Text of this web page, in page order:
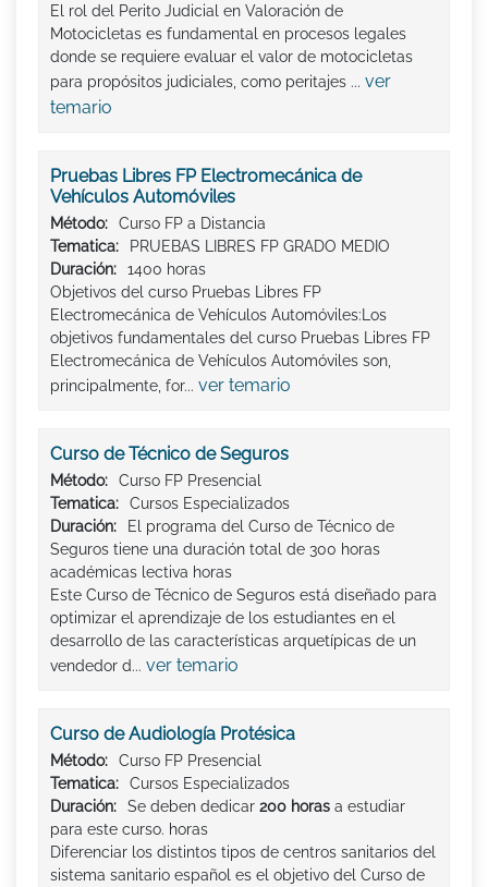
El rol del Perito Judicial en Valoración de
Motocicletas es fundamental en procesos legales
donde se requiere evaluar el valor de motocicletas
para propósitos judiciales, como peritajes ... ver
temario
Pruebas Libres FP Electromecánica de
Vehículos Automóviles
Método:
Curso FP a Distancia
Tematica:
PRUEBAS LIBRES FP GRADO MEDIO
Duración:
1400 horas
Objetivos del curso Pruebas Libres FP
Electromecánica de Vehículos Automóviles:Los
objetivos fundamentales del curso Pruebas Libres FP
Electromecánica de Vehículos Automóviles son,
principalmente, for... ver temario
Curso de Técnico de Seguros
Método:
Curso FP Presencial
Tematica:
Cursos Especializados
Duración:
El programa del Curso de Técnico de
Seguros tiene una duración total de 300 horas
académicas lectiva horas
Este Curso de Técnico de Seguros está diseñado para
optimizar el aprendizaje de los estudiantes en el
desarrollo de las características arquetípicas de un
vendedor d... ver temario
Curso de Audiología Protésica
Método:
Curso FP Presencial
Tematica:
Cursos Especializados
Duración:
Se deben dedicar 200 horas a estudiar
para este curso. horas
Diferenciar los distintos tipos de centros sanitarios del
sistema sanitario español es el objetivo del Curso de